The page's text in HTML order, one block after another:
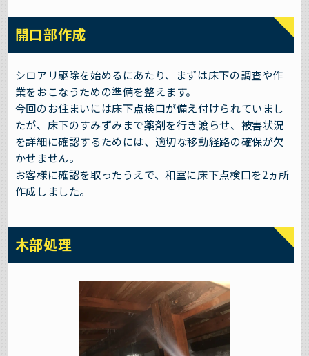
開口部作成
シロアリ駆除を始めるにあたり、まずは床下の調査や作
業をおこなうための準備を整えます。
今回のお住まいには床下点検口が備え付けられていまし
たが、床下のすみずみまで薬剤を行き渡らせ、被害状況
を詳細に確認するためには、適切な移動経路の確保が欠
かせません。
お客様に確認を取ったうえで、和室に床下点検口を2ヵ所
作成しました。
木部処理